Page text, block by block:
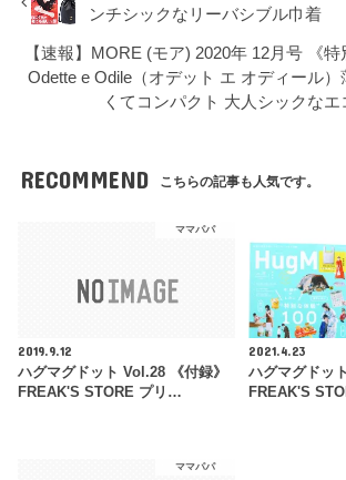
ンチシックなリーバシブル巾着
【速報】MORE (モア) 2020年 12月号 《特
Odette e Odile（オデット エ オディール）
くてコンパクト 大人シックなエ
RECOMMEND こちらの記事も人気です。
ママパパ
2019.9.12
ハグマグドット Vol.28 《付録》
FREAK'S STORE プリ…
2021.4.23
ハグマグドッ
FREAK'S
ママパパ